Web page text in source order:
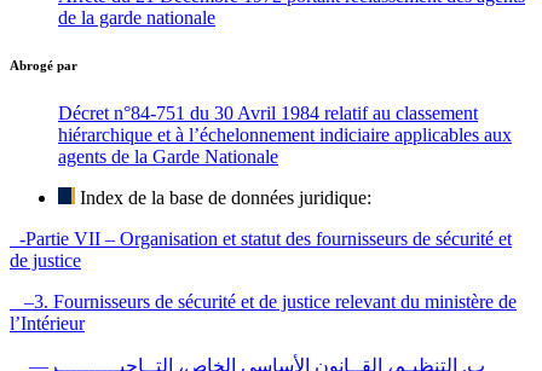
de la garde nationale
Abrogé par
Décret n°84-751 du 30 Avril 1984 relatif au classement
hiérarchique et à l’échelonnement indiciaire applicables aux
agents de la Garde Nationale
Index de la base de données juridique:
-Partie VII – Organisation et statut des fournisseurs de sécurité et
de justice
–3. Fournisseurs de sécurité et de justice relevant du ministère de
l’Intérieur
—ب. التنظيـم، القــانون الأساسي الخاص، التــاجيــــــــــر